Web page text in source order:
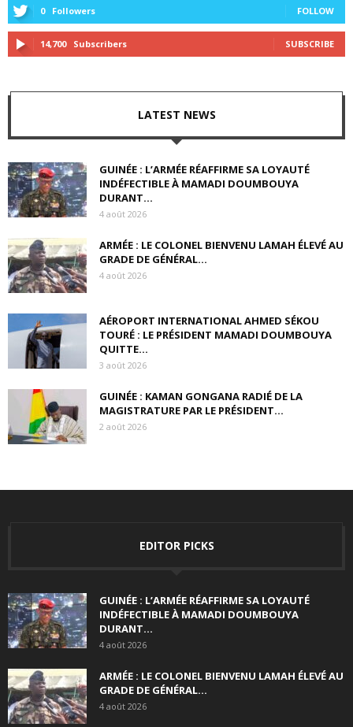
0 Followers FOLLOW
14,700 Subscribers SUBSCRIBE
LATEST NEWS
GUINÉE : L’ARMÉE RÉAFFIRME SA LOYAUTÉ
INDÉFECTIBLE À MAMADI DOUMBOUYA
DURANT...
4 août 2026
ARMÉE : LE COLONEL BIENVENU LAMAH ÉLEVÉ AU
GRADE DE GÉNÉRAL...
4 août 2026
AÉROPORT INTERNATIONAL AHMED SÉKOU
TOURÉ : LE PRÉSIDENT MAMADI DOUMBOUYA
QUITTE...
3 août 2026
GUINÉE : KAMAN GONGANA RADIÉ DE LA
MAGISTRATURE PAR LE PRÉSIDENT...
2 août 2026
EDITOR PICKS
GUINÉE : L’ARMÉE RÉAFFIRME SA LOYAUTÉ
INDÉFECTIBLE À MAMADI DOUMBOUYA
DURANT...
4 août 2026
ARMÉE : LE COLONEL BIENVENU LAMAH ÉLEVÉ AU
GRADE DE GÉNÉRAL...
4 août 2026